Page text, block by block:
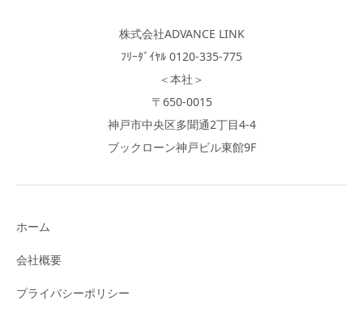
株式会社ADVANCE LINK
ﾌﾘｰﾀﾞｲﾔﾙ 0120-335-775
＜本社＞
〒650-0015
神戸市中央区多聞通2丁目4-4
ブックローン神戸ビル東館9F
ホーム
会社概要
プライバシーポリシー